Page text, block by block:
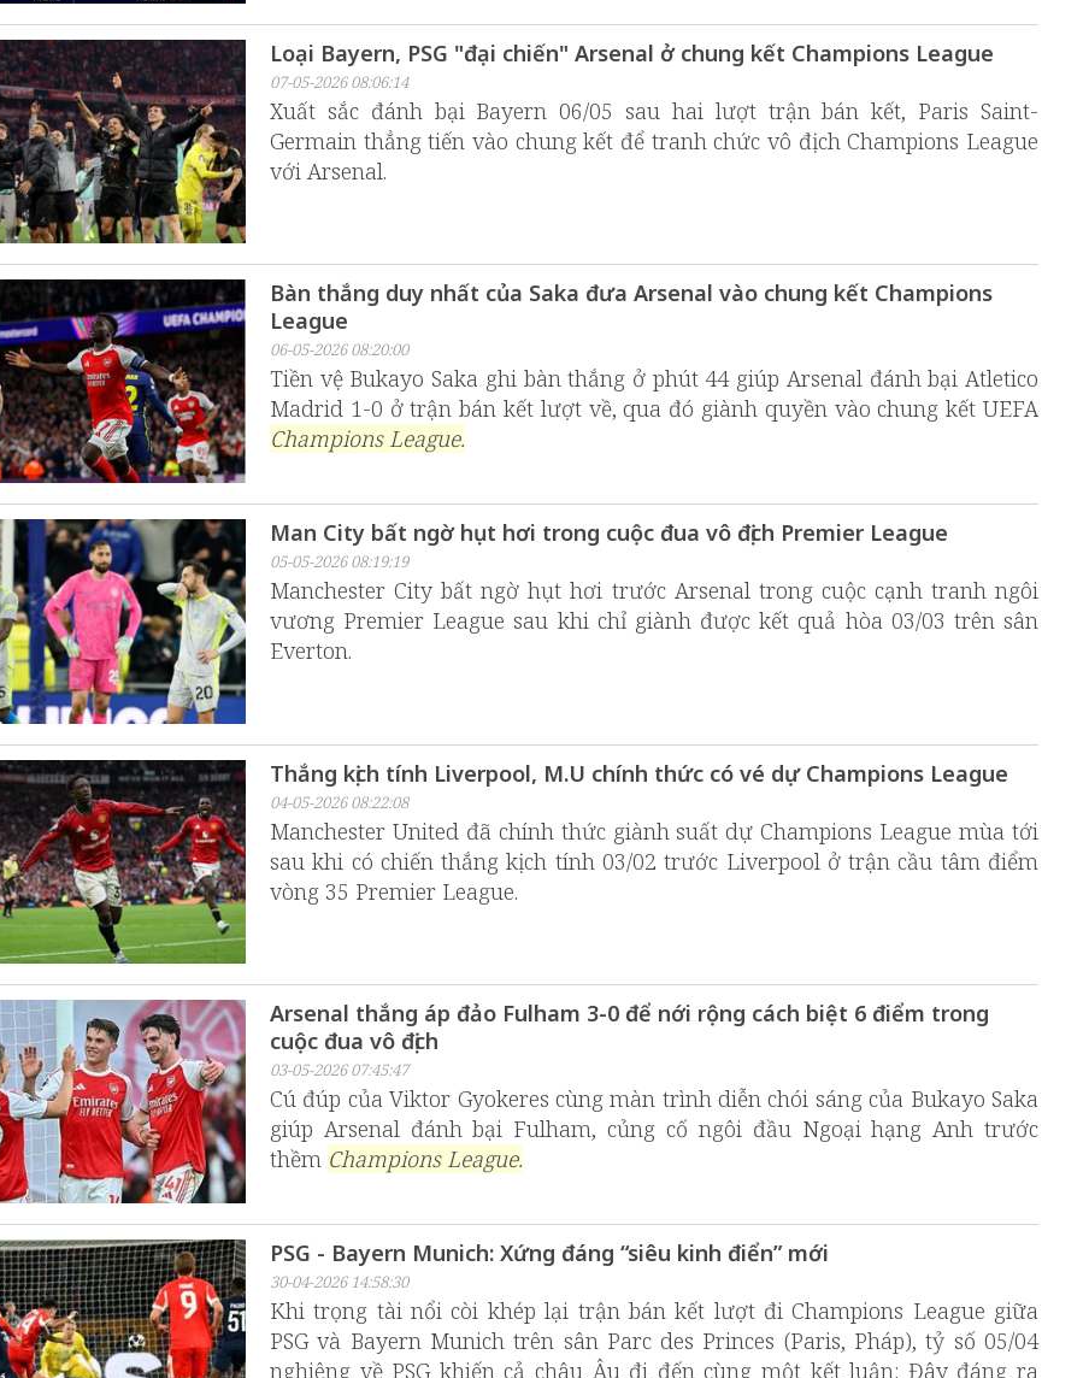
Loại Bayern, PSG "đại chiến" Arsenal ở chung kết Champions League
07-05-2026 08:06:14
Xuất sắc đánh bại Bayern 06/05 sau hai lượt trận bán kết, Paris Saint-
Germain thẳng tiến vào chung kết để tranh chức vô địch Champions League
với Arsenal.
Bàn thắng duy nhất của Saka đưa Arsenal vào chung kết Champions
League
06-05-2026 08:20:00
Tiền vệ Bukayo Saka ghi bàn thắng ở phút 44 giúp Arsenal đánh bại Atletico
Madrid 1-0 ở trận bán kết lượt về, qua đó giành quyền vào chung kết UEFA
Champions League.
Man City bất ngờ hụt hơi trong cuộc đua vô địch Premier League
05-05-2026 08:19:19
Manchester City bất ngờ hụt hơi trước Arsenal trong cuộc cạnh tranh ngôi
vương Premier League sau khi chỉ giành được kết quả hòa 03/03 trên sân
Everton.
Thắng kịch tính Liverpool, M.U chính thức có vé dự Champions League
04-05-2026 08:22:08
Manchester United đã chính thức giành suất dự Champions League mùa tới
sau khi có chiến thắng kịch tính 03/02 trước Liverpool ở trận cầu tâm điểm
vòng 35 Premier League.
Arsenal thắng áp đảo Fulham 3-0 để nới rộng cách biệt 6 điểm trong
cuộc đua vô địch
03-05-2026 07:45:47
Cú đúp của Viktor Gyokeres cùng màn trình diễn chói sáng của Bukayo Saka
giúp Arsenal đánh bại Fulham, củng cố ngôi đầu Ngoại hạng Anh trước
thềm Champions League.
PSG - Bayern Munich: Xứng đáng “siêu kinh điển” mới
30-04-2026 14:58:30
Khi trọng tài nổi còi khép lại trận bán kết lượt đi Champions League giữa
PSG và Bayern Munich trên sân Parc des Princes (Paris, Pháp), tỷ số 05/04
nghiêng về PSG khiến cả châu Âu đi đến cùng một kết luận: Đây đáng ra